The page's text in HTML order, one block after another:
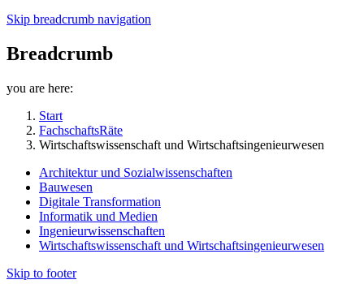
Skip breadcrumb navigation
Breadcrumb
you are here:
Start
FachschaftsRäte
Wirtschaftswissenschaft und Wirtschaftsingenieurwesen
Architektur und Sozialwissenschaften
Bauwesen
Digitale Transformation
Informatik und Medien
Ingenieurwissenschaften
Wirtschaftswissenschaft und Wirtschaftsingenieurwesen
Skip to footer